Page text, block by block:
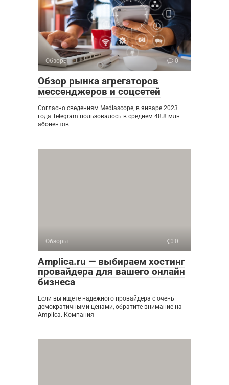
Обзоры 0
Обзор рынка агрегаторов
мессенджеров и соцсетей
Согласно сведениям Mediascope, в январе 2023
года Telegram пользовалось в среднем 48.8 млн
абонентов
Обзоры 0
Amplica.ru — выбираем хостинг
провайдера для вашего онлайн
бизнеса
Если вы ищете надежного провайдера с очень
демократичными ценами, обратите внимание на
Amplica. Компания